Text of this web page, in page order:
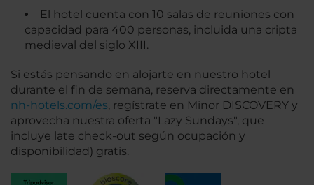
El hotel cuenta con 10 salas de reuniones con
capacidad para 400 personas, incluida una cripta
medieval del siglo XIII.
Si estás pensando en alojarte en nuestro hotel
durante el fin de semana, reserva directamente en
nh-hotels.com/es, regístrate en Minor DISCOVERY y
aprovecha nuestra oferta "Lazy Sundays", que
incluye late check-out según ocupación y
disponibilidad) gratis.